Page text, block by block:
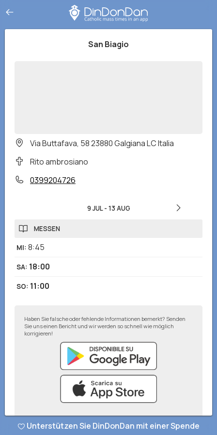
San Biagio
Via Buttafava, 58 23880 Galgiana LC Italia
Rito ambrosiano
0399204726
9 JUL- 13 AUG
MESSEN
MI: 8:45
SA: 18:00
SO: 11:00
Haben Sie falsche oder fehlende Informationen bemerkt? Senden
Sie uns einen Bericht und wir werden so schnell wie möglich
korrigieren!
© DinDonDan App 2026 – Datenschutzbestimmungen Zu Ihrer
Unterstützen Sie DinDonDan mit einer Spende